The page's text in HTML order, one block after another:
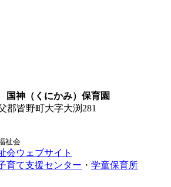
神（くにかみ）保育園
郡皆野町大字大渕281
祉会
会ウェブサイト
育て支援センター ・ 学童保育所